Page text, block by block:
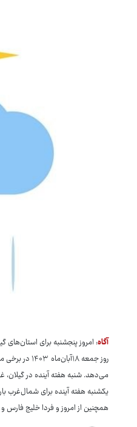
آگاه: امروز پنجشنبه برای استان‌های
روز جمعه
می‌دهد. شنبه هفته آینده در گیلان،
یکشنبه هفته آینده برای شمال‌غرب
همچنین از امروز و فردا خلیج فارس